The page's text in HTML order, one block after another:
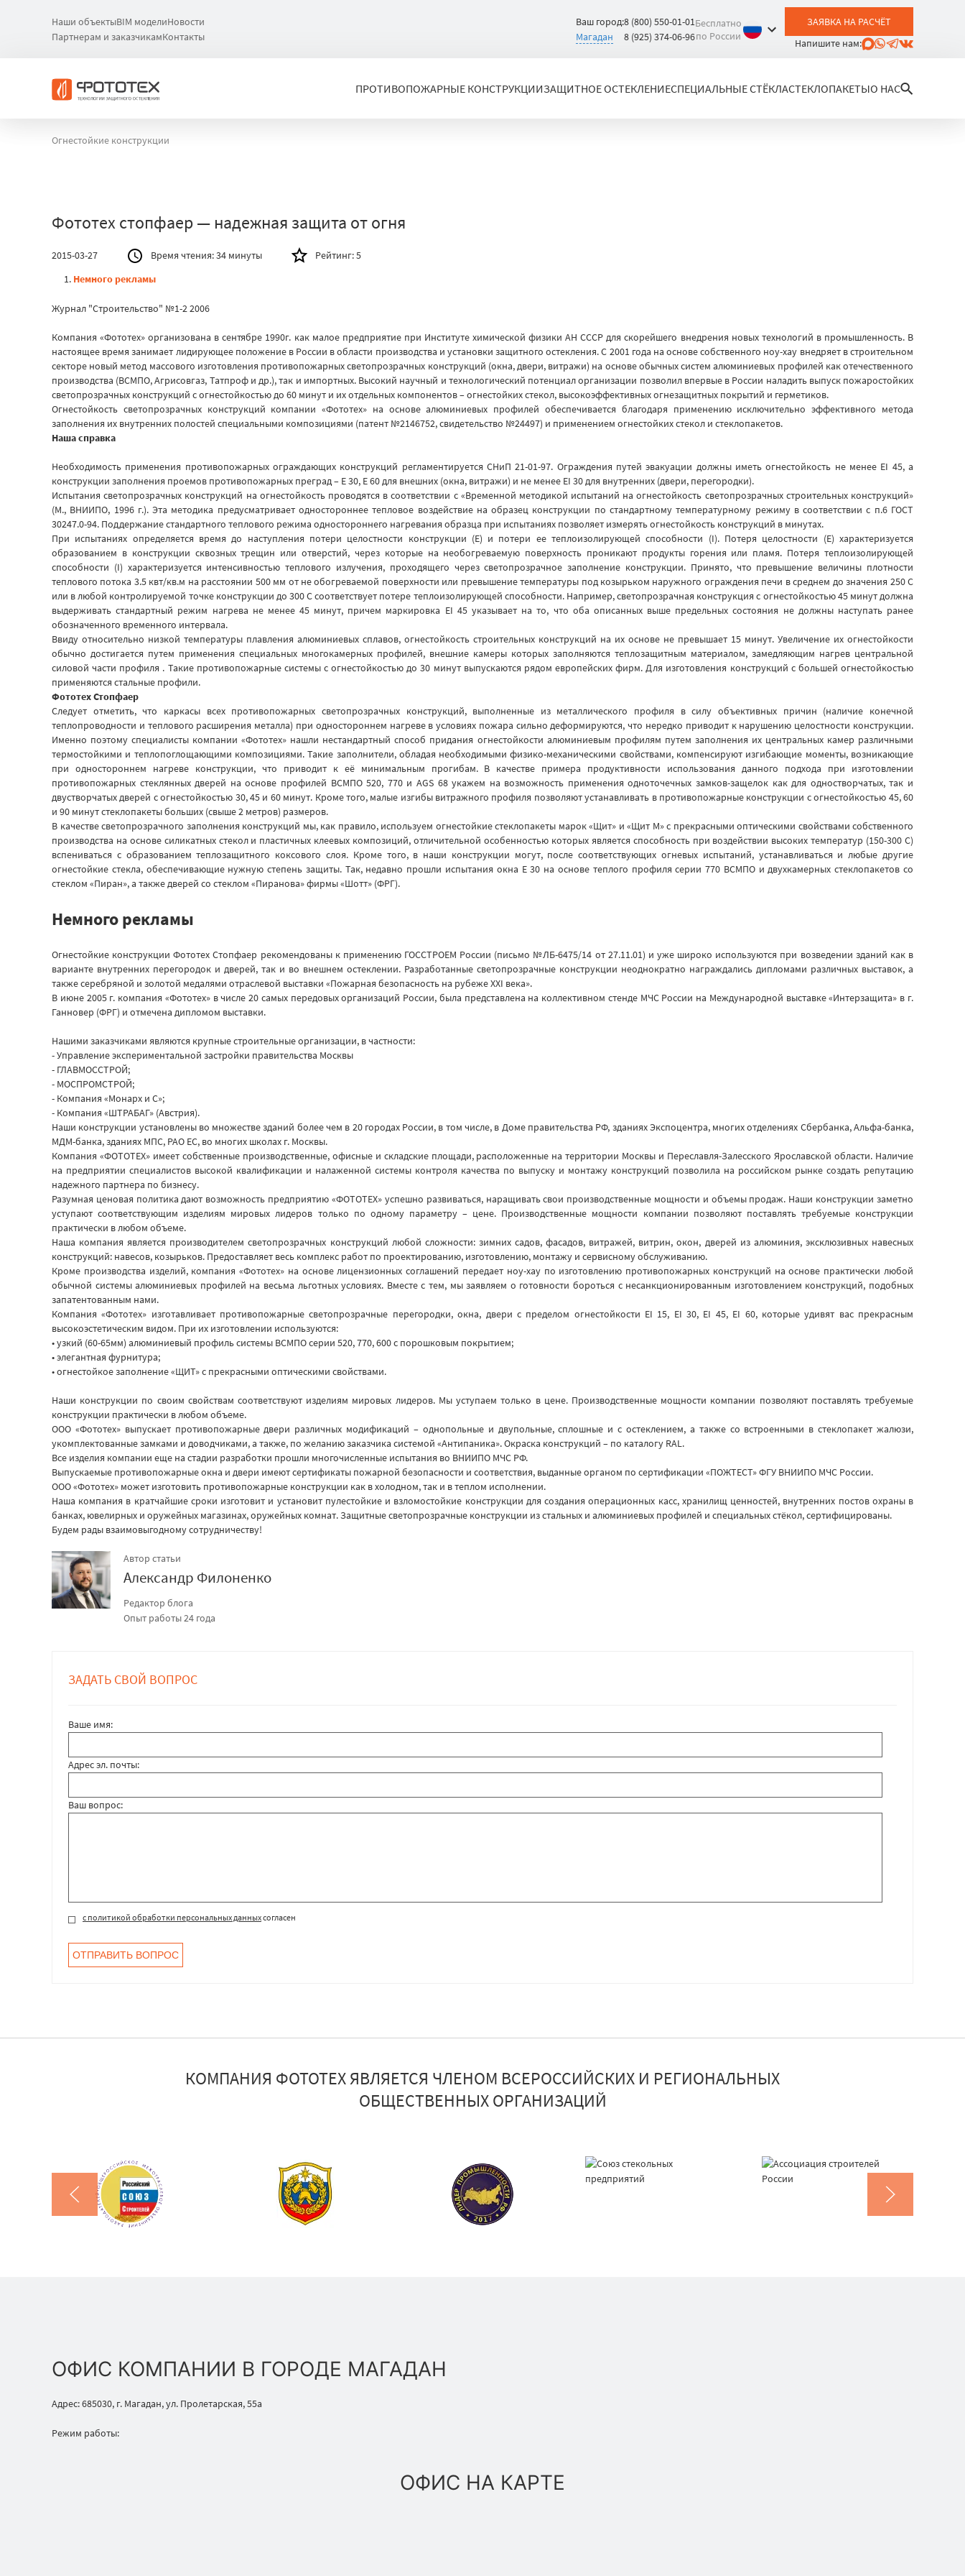
Наши объектыBIM моделиНовости
Партнерам и заказчикамКонтакты
Ваш город:
Магадан
8 (800) 550-01-01
8 (925) 374-06-96
Бесплатно
по России
ЗАЯВКА НА РАСЧЁТ
Напишите нам:
ПРОТИВОПОЖАРНЫЕ КОНСТРУКЦИИЗАЩИТНОЕ ОСТЕКЛЕНИЕСПЕЦИАЛЬНЫЕ СТЁКЛАСТЕКЛОПАКЕТЫО НАС
Огнестойкие конструкции
Фототех стопфаер — надежная защита от огня
2015-03-27 Время чтения:34 минуты Рейтинг:5
Немного рекламы
Журнал "Строительство" №1-2 2006
Компания «Фототех» организована в сентябре 1990г. как малое предприятие при Институте химической физики АН СССР для скорейшего внедрения новых технологий в промышленность. В
настоящее время занимает лидирующее положение в России в области производства и установки защитного остекления. С 2001 года на основе собственного ноу-хау внедряет в строительном
секторе новый метод массового изготовления противопожарных светопрозрачных конструкций (окна, двери, витражи) на основе обычных систем алюминиевых профилей как отечественного
производства (ВСМПО, Агрисовгаз, Татпроф и др.), так и импортных. Высокий научный и технологический потенциал организации позволил впервые в России наладить выпуск пожаростойких
светопрозрачных конструкций с огнестойкостью до 60 минут и их отдельных компонентов – огнестойких стекол, высокоэффективных огнезащитных покрытий и герметиков.
Огнестойкость светопрозрачных конструкций компании «Фототех» на основе алюминиевых профилей обеспечивается благодаря применению исключительно эффективного метода
заполнения их внутренних полостей специальными композициями (патент №2146752, свидетельство №24497) и применением огнестойких стекол и стеклопакетов.
Наша справка
Необходимость применения противопожарных ограждающих конструкций регламентируется СНиП 21-01-97. Ограждения путей эвакуации должны иметь огнестойкость не менее ЕI 45, а
конструкции заполнения проемов противопожарных преград – Е 30, Е 60 для внешних (окна, витражи) и не менее ЕI 30 для внутренних (двери, перегородки).
Испытания светопрозрачных конструкций на огнестойкость проводятся в соответствии с «Временной методикой испытаний на огнестойкость светопрозрачных строительных конструкций»
(М., ВНИИПО, 1996 г.). Эта методика предусматривает одностороннее тепловое воздействие на образец конструкции по стандартному температурному режиму в соответствии с п.6 ГОСТ
30247.0-94. Поддержание стандартного теплового режима одностороннего нагревания образца при испытаниях позволяет измерять огнестойкость конструкций в минутах.
При испытаниях определяется время до наступления потери целостности конструкции (Е) и потери ее теплоизолирующей способности (I). Потеря целостности (Е) характеризуется
образованием в конструкции сквозных трещин или отверстий, через которые на необогреваемую поверхность проникают продукты горения или пламя. Потеря теплоизолирующей
способности (I) характеризуется интенсивностью теплового излучения, проходящего через светопрозрачное заполнение конструкции. Принято, что превышение величины плотности
теплового потока 3.5 квт/кв.м на расстоянии 500 мм от не обогреваемой поверхности или превышение температуры под козырьком наружного ограждения печи в среднем до значения 250 С
или в любой контролируемой точке конструкции до 300 С соответствует потере теплоизолирующей способности. Например, светопрозрачная конструкция с огнестойкостью 45 минут должна
выдерживать стандартный режим нагрева не менее 45 минут, причем маркировка EI 45 указывает на то, что оба описанных выше предельных состояния не должны наступать ранее
обозначенного временного интервала.
Ввиду относительно низкой температуры плавления алюминиевых сплавов, огнестойкость строительных конструкций на их основе не превышает 15 минут. Увеличение их огнестойкости
обычно достигается путем применения специальных многокамерных профилей, внешние камеры которых заполняются теплозащитным материалом, замедляющим нагрев центральной
силовой части профиля . Такие противопожарные системы с огнестойкостью до 30 минут выпускаются рядом европейских фирм. Для изготовления конструкций с большей огнестойкостью
применяются стальные профили.
Фототех Стопфаер
Следует отметить, что каркасы всех противопожарных светопрозрачных конструкций, выполненные из металлического профиля в силу объективных причин (наличие конечной
теплопроводности и теплового расширения металла) при одностороннем нагреве в условиях пожара сильно деформируются, что нередко приводит к нарушению целостности конструкции.
Именно поэтому специалисты компании «Фототех» нашли нестандартный способ придания огнестойкости алюминиевым профилям путем заполнения их центральных камер различными
термостойкими и теплопоглощающими композициями. Такие заполнители, обладая необходимыми физико-механическими свойствами, компенсируют изгибающие моменты, возникающие
при одностороннем нагреве конструкции, что приводит к её минимальным прогибам. В качестве примера продуктивности использования данного подхода при изготовлении
противопожарных стеклянных дверей на основе профилей ВСМПО 520, 770 и AGS 68 укажем на возможность применения одноточечных замков-защелок как для одностворчатых, так и
двустворчатых дверей с огнестойкостью 30, 45 и 60 минут. Кроме того, малые изгибы витражного профиля позволяют устанавливать в противопожарные конструкции с огнестойкостью 45, 60
и 90 минут стеклопакеты больших (свыше 2 метров) размеров.
В качестве светопрозрачного заполнения конструкций мы, как правило, используем огнестойкие стеклопакеты марок «Щит» и «Щит М» с прекрасными оптическими свойствами собственного
производства на основе силикатных стекол и пластичных клеевых композиций, отличительной особенностью которых является способность при воздействии высоких температур (150-300 С)
вспениваться с образованием теплозащитного коксового слоя. Кроме того, в наши конструкции могут, после соответствующих огневых испытаний, устанавливаться и любые другие
огнестойкие стекла, обеспечивающие нужную степень защиты. Так, недавно прошли испытания окна Е 30 на основе теплого профиля серии 770 ВСМПО и двухкамерных стеклопакетов со
стеклом «Пиран», а также дверей со стеклом «Пиранова» фирмы «Шотт» (ФРГ).
Немного рекламы
Огнестойкие конструкции Фототех Стопфаер рекомендованы к применению ГОССТРОЕМ России (письмо №ЛБ-6475/14 от 27.11.01) и уже широко используются при возведении зданий как в
варианте внутренних перегородок и дверей, так и во внешнем остеклении. Разработанные светопрозрачные конструкции неоднократно награждались дипломами различных выставок, а
также серебряной и золотой медалями отраслевой выставки «Пожарная безопасность на рубеже ХХI века».
В июне 2005 г. компания «Фототех» в числе 20 самых передовых организаций России, была представлена на коллективном стенде МЧС России на Международной выставке «Интерзащита» в г.
Ганновер (ФРГ) и отмечена дипломом выставки.
Нашими заказчиками являются крупные строительные организации, в частности:
- Управление экспериментальной застройки правительства Москвы
- ГЛАВМОССТРОЙ;
- МОСПРОМСТРОЙ;
- Компания «Монарх и С»;
- Компания «ШТРАБАГ» (Австрия).
Наши конструкции установлены во множестве зданий более чем в 20 городах России, в том числе, в Доме правительства РФ, зданиях Экспоцентра, многих отделениях Сбербанка, Альфа-банка,
МДМ-банка, зданиях МПС, РАО ЕС, во многих школах г. Москвы.
Компания «ФОТОТЕХ» имеет собственные производственные, офисные и складские площади, расположенные на территории Москвы и Переславля-Залесского Ярославской области. Наличие
на предприятии специалистов высокой квалификации и налаженной системы контроля качества по выпуску и монтажу конструкций позволила на российском рынке создать репутацию
надежного партнера по бизнесу.
Разумная ценовая политика дают возможность предприятию «ФОТОТЕХ» успешно развиваться, наращивать свои производственные мощности и объемы продаж. Наши конструкции заметно
уступают соответствующим изделиям мировых лидеров только по одному параметру – цене. Производственные мощности компании позволяют поставлять требуемые конструкции
практически в любом объеме.
Наша компания является производителем светопрозрачных конструкций любой сложности: зимних садов, фасадов, витражей, витрин, окон, дверей из алюминия, эксклюзивных навесных
конструкций: навесов, козырьков. Предоставляет весь комплекс работ по проектированию, изготовлению, монтажу и сервисному обслуживанию.
Кроме производства изделий, компания «Фототех» на основе лицензионных соглашений передает ноу-хау по изготовлению противопожарных конструкций на основе практически любой
обычной системы алюминиевых профилей на весьма льготных условиях. Вместе с тем, мы заявляем о готовности бороться с несанкционированным изготовлением конструкций, подобных
запатентованным нами.
Компания «Фототех» изготавливает противопожарные светопрозрачные перегородки, окна, двери с пределом огнестойкости EI 15, EI 30, EI 45, EI 60, которые удивят вас прекрасным
высокоэстетическим видом. При их изготовлении используются:
• узкий (60-65мм) алюминиевый профиль системы ВСМПО серии 520, 770, 600 с порошковым покрытием;
• элегантная фурнитура;
• огнестойкое заполнение «ЩИТ» с прекрасными оптическими свойствами.
Наши конструкции по своим свойствам соответствуют изделиям мировых лидеров. Мы уступаем только в цене. Производственные мощности компании позволяют поставлять требуемые
конструкции практически в любом объеме.
ООО «Фототех» выпускает противопожарные двери различных модификаций – однопольные и двупольные, сплошные и с остеклением, а также со встроенными в стеклопакет жалюзи,
укомплектованные замками и доводчиками, а также, по желанию заказчика системой «Антипаника». Окраска конструкций – по каталогу RAL.
Все изделия компании еще на стадии разработки прошли многочисленные испытания во ВНИИПО МЧС РФ.
Выпускаемые противопожарные окна и двери имеют сертификаты пожарной безопасности и соответствия, выданные органом по сертификации «ПОЖТЕСТ» ФГУ ВНИИПО МЧС России.
ООО «Фототех» может изготовить противопожарные конструкции как в холодном, так и в теплом исполнении.
Наша компания в кратчайшие сроки изготовит и установит пулестойкие и взломостойкие конструкции для создания операционных касс, хранилищ ценностей, внутренних постов охраны в
банках, ювелирных и оружейных магазинах, оружейных комнат. Защитные светопрозрачные конструкции из стальных и алюминиевых профилей и специальных стёкол, сертифицированы.
Будем рады взаимовыгодному сотрудничеству!
Автор статьи
Александр Филоненко
Редактор блога
Опыт работы 24 года
ЗАДАТЬ СВОЙ ВОПРОС
Ваше имя:
Адрес эл. почты:
Ваш вопрос:
с политикой обработки персональных данныхсогласен
КОМПАНИЯ ФОТОТЕХ ЯВЛЯЕТСЯ ЧЛЕНОМ ВСЕРОССИЙСКИХ И РЕГИОНАЛЬНЫХ
ОБЩЕСТВЕННЫХ ОРГАНИЗАЦИЙ
ОФИС КОМПАНИИ В ГОРОДЕ МАГАДАН
Адрес: 685030, г. Магадан, ул. Пролетарская, 55а
Режим работы:
ОФИС НА КАРТЕ